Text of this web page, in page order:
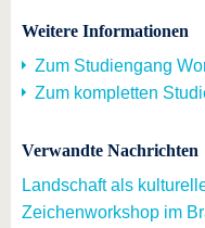
Weitere Informationen
Zum Studiengang
Zum kompletten
Verwandte Nachrichten
Landschaft als
Zeichenworkshop im